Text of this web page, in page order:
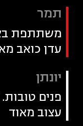
תמר
משתתפת
עדן כואב
יונתן
פנים
עצוב מאוד